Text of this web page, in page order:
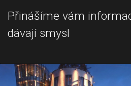
Přinášíme vám
dávají smysl